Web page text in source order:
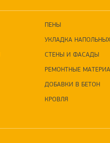
ПЕНЫ
УКЛАДКА
СТЕНЫ И ФАСАДЫ
РЕМОНТНЫЕ
ДОБАВКИ В БЕТОН
КРОВЛЯ